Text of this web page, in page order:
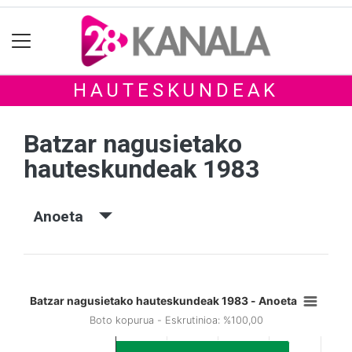
HAUTESKUNDEAK
Batzar nagusietako
hauteskundeak 1983
Anoeta
Batzar nagusietako hauteskundeak 1983 - Anoeta
Boto kopurua - Eskrutinioa: %100,00